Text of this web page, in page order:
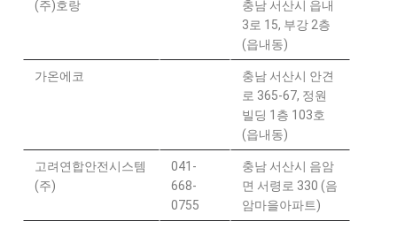
(주)호랑
충남 서산시 읍내
3로 15, 부강 2층
(읍내동)
가온에코
충남 서산시 안견
로 365-67, 정원
빌딩 1층 103호
(읍내동)
고려연합안전시스템
(주)
041-
668-
0755
충남 서산시 음암
면 서령로 330 (음
암마을아파트)